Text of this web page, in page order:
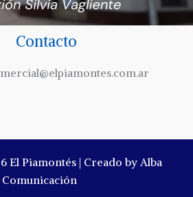
Contacto
El Piamontés | Creado by Alba
Comunicación